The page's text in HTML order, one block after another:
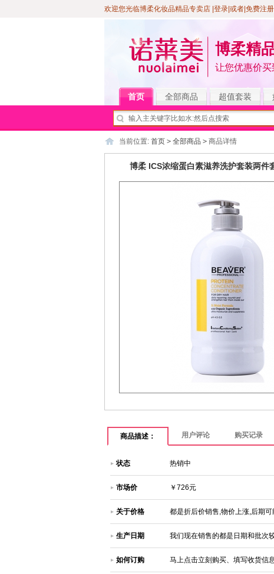
欢迎您光临博柔化妆品精品专卖店 |登录 |或者| 免费注册
博柔精
让您优惠价
首页 全部商品 超值套装
当前位置: 首页 > 全部商品 > 商品详情
博柔 ICS浓缩蛋白素滋养洗护套装两件
商品描述： 用户评论 购买记录
状态 热销中
市场价 ￥726元
关于价格 都是折后价销售,物价上涨,后期
生产日期 我们现在销售的都是日期和批次
如何订购 马上点击立刻购买、填写收货信